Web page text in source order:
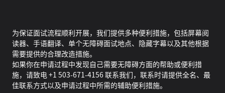
为保证面试流程顺利开展，我们提供多种便利措施，包括屏幕阅
读器、手语翻译、单个无障碍面试地点、隐藏字幕以及其他根据
需要提供的合理改造措施。
如果你在申请过程中发现自己需要无障碍方面的帮助或便利措
施，请致电 +1 503-671-4156 联系我们，联系时请提供全名、最
佳联系方式以及申请过程中所需的辅助便利措施。